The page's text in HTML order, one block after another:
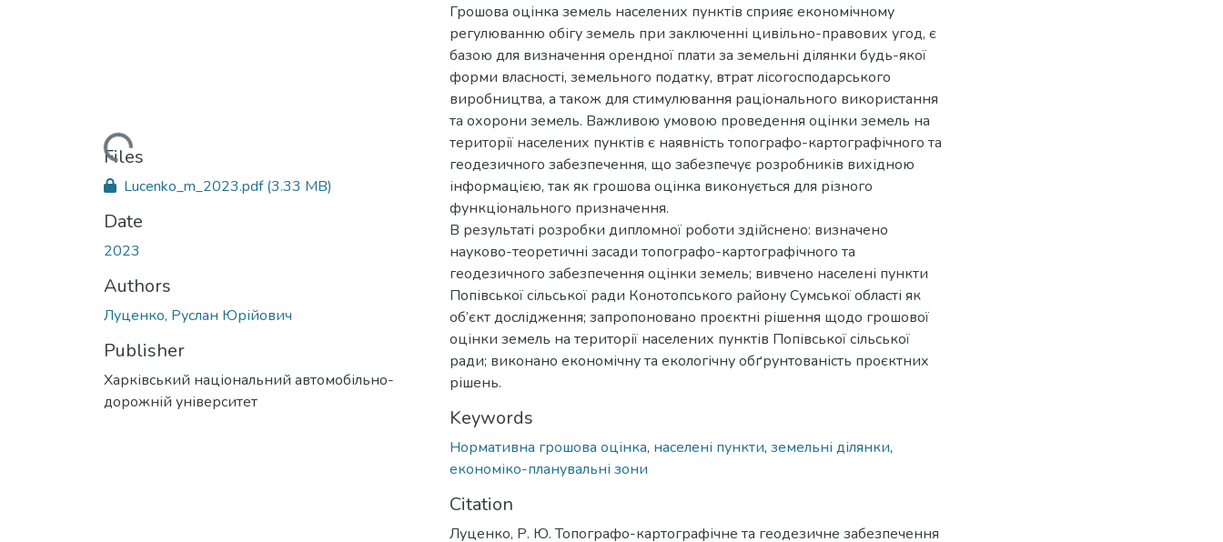
Loading...
Files
Lucenko_m_2023.pdf(3.33 MB)
Date
2023
Authors
Луценко, Руслан Юрійович
Publisher
Харківський національний автомобільно-
дорожній університет
Грошова оцінка земель населених пунктів сприяє економічному
регулюванню обігу земель при заключенні цивільно-правових угод, є
базою для визначення орендної плати за земельні ділянки будь-якої
форми власності, земельного податку, втрат лісогосподарського
виробництва, а також для стимулювання раціонального використання
та охорони земель. Важливою умовою проведення оцінки земель на
території населених пунктів є наявність топографо-картографічного та
геодезичного забезпечення, що забезпечує розробників вихідною
інформацією, так як грошова оцінка виконується для різного
функціонального призначення.
В результаті розробки дипломної роботи здійснено: визначено
науково-теоретичні засади топографо-картографічного та
геодезичного забезпечення оцінки земель; вивчено населені пункти
Попівської сільської ради Конотопського району Сумської області як
об’єкт дослідження; запропоновано проєктні рішення щодо грошової
оцінки земель на території населених пунктів Попівської сільської
ради; виконано економічну та екологічну обґрунтованість проєктних
рішень.
Keywords
Нормативна грошова оцінка, населені пункти, земельні ділянки,
економіко-планувальні зони
Citation
Луценко, Р. Ю. Топографо-картографічне та геодезичне забезпечення